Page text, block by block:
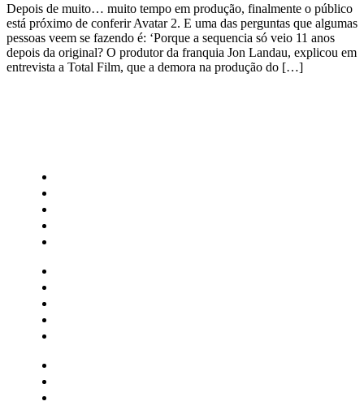
Depois de muito… muito tempo em produção, finalmente o público
está próximo de conferir Avatar 2. E uma das perguntas que algumas
pessoas veem se fazendo é: ‘Porque a sequencia só veio 11 anos
depois da original? O produtor da franquia Jon Landau, explicou em
entrevista a Total Film, que a demora na produção do […]